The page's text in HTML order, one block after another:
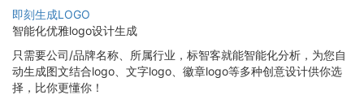
即刻生成LOGO
智能化优雅logo设计生成
只需要公司/品牌名称、所属行业，标智客就能智能化分析，为您自
动生成图文结合logo、文字logo、徽章logo等多种创意设计供你选
择，比你更懂你！